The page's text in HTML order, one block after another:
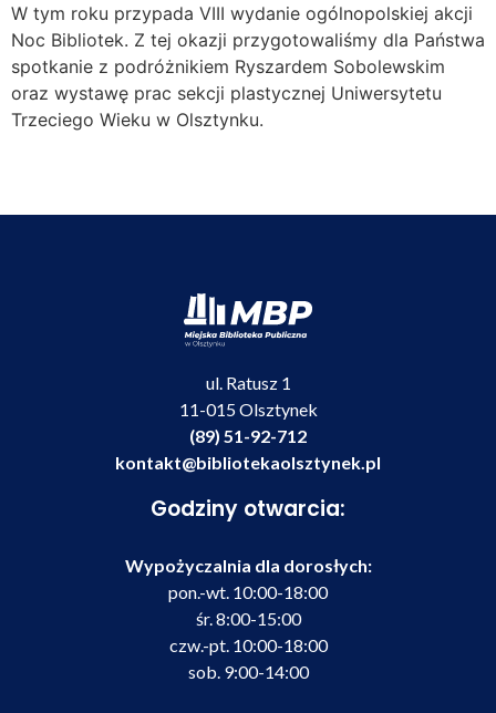
W tym roku przypada VIII wydanie ogólnopolskiej akcji
Noc Bibliotek. Z tej okazji przygotowaliśmy dla Państwa
spotkanie z podróżnikiem Ryszardem Sobolewskim
oraz wystawę prac sekcji plastycznej Uniwersytetu
Trzeciego Wieku w Olsztynku.
ul. Ratusz 1
11-015 Olsztynek
(89) 51-92-712
kontakt@bibliotekaolsztynek.pl
Godziny otwarcia:
Wypożyczalnia dla dorosłych:
pon.-wt. 10:00-18:00
śr. 8:00-15:00
czw.-pt. 10:00-18:00
sob. 9:00-14:00